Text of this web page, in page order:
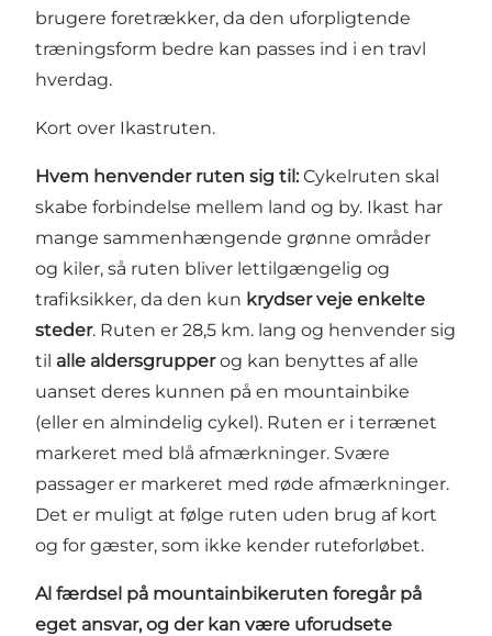
brugere foretrækker, da den uforpligtende
træningsform bedre kan passes ind i en travl
hverdag.
Kort over Ikastruten.
Hvem henvender ruten sig til: Cykelruten skal
skabe forbindelse mellem land og by. Ikast har
mange sammenhængende grønne områder
og kiler, så ruten bliver lettilgængelig og
trafiksikker, da den kun krydser veje enkelte
steder. Ruten er 28,5 km. lang og henvender sig
til alle aldersgrupperog kan benyttes af alle
uanset deres kunnen på en mountainbike
(eller en almindelig cykel). Ruten er i terrænet
markeret med blå afmærkninger. Svære
passager er markeret med røde afmærkninger.
Det er muligt at følge ruten uden brug af kort
og for gæster, som ikke kender ruteforløbet.
Al færdsel på mountainbikeruten foregår på
eget ansvar, og der kan være uforudsete